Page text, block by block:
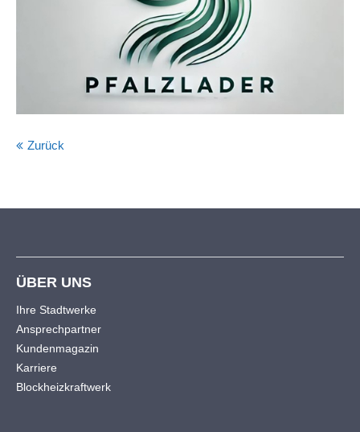
+44 1234 567 890
Drop us a line
info@yourdomain.com
About us
adipiscing elit.
Zurück
ÜBER UNS
Ihre Stadtwerke
Ansprechpartner
Kundenmagazin
Karriere
Blockheizkraftwerk